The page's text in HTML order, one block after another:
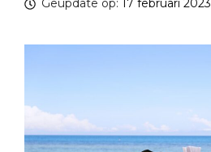
Geupdate op: 17 februari 2023